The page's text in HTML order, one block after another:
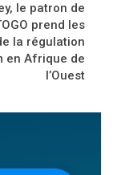
le patron de
prend les
la régulation
en Afrique de
l’Ouest